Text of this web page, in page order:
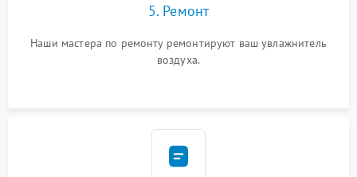
5. Ремонт
Наши мастера по ремонту ремонтируют ваш увлажнитель
воздуха.